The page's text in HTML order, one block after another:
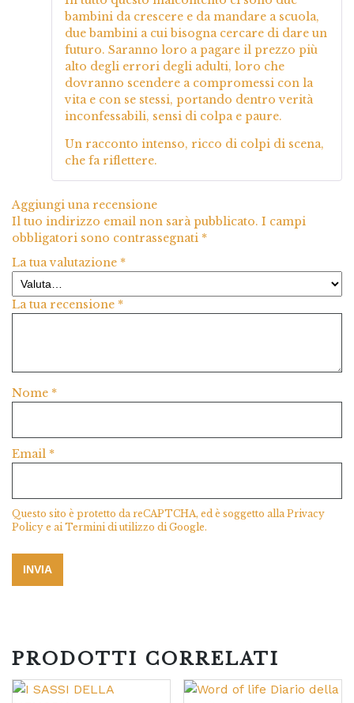
bambini da crescere e da mandare a scuola,
due bambini a cui bisogna cercare di dare un
futuro. Saranno loro a pagare il prezzo più
alto degli errori degli adulti, loro che
dovranno scendere a compromessi con la
vita e con se stessi, portando dentro verità
inconfessabili, sensi di colpa e paure.
Un racconto intenso, ricco di colpi di scena,
che fa riflettere.
Aggiungi una recensione
Il tuo indirizzo email non sarà pubblicato. I campi
obbligatori sono contrassegnati *
La tua valutazione *
La tua recensione *
Nome *
Email *
Questo sito è protetto da reCAPTCHA, ed è soggetto alla Privacy
Policy e ai Termini di utilizzo di Google.
PRODOTTI CORRELATI